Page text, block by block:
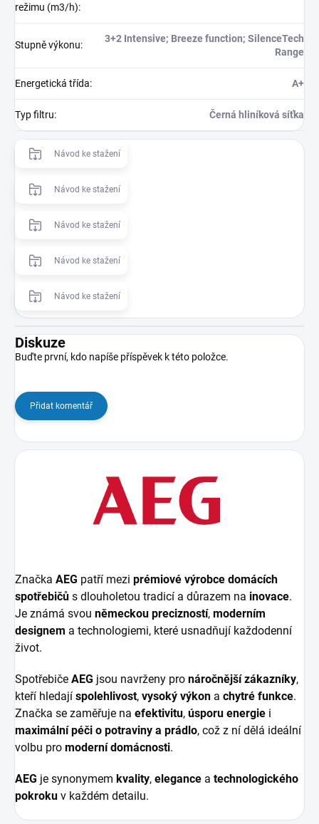
režimu (m3/h):
Stupně výkonu:
3+2 Intensive; Breeze function; SilenceTech
Range
Energetická třída: A+
Typ filtru: Černá hliníková síťka
Návod ke stažení
Návod ke stažení
Návod ke stažení
Návod ke stažení
Návod ke stažení
Diskuze
Buďte první, kdo napíše příspěvek k této položce.
Přidat komentář
Značka AEG patří mezi prémiové výrobce domácích
spotřebičů s dlouholetou tradicí a důrazem na inovace.
Je známá svou německou precizností, moderním
designem a technologiemi, které usnadňují každodenní
život.
Spotřebiče AEG jsou navrženy pro náročnější zákazníky,
kteří hledají spolehlivost, vysoký výkon a chytré funkce.
Značka se zaměřuje na efektivitu, úsporu energie i
maximální péči o potraviny a prádlo, což z ní dělá ideální
volbu pro moderní domácnosti.
AEG je synonymem kvality, elegance a technologického
pokroku v každém detailu.